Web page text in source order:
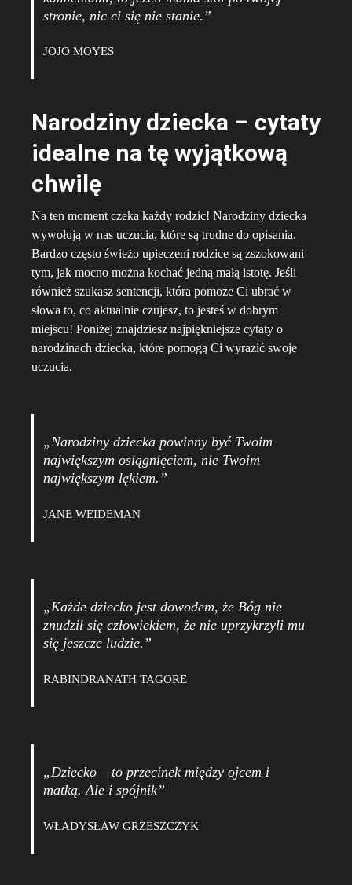
stronie, nic ci się nie stanie.”
JOJO MOYES
Narodziny dziecka – cytaty
idealne na tę wyjątkową
chwilę
Na ten moment czeka każdy rodzic! Narodziny dziecka
wywołują w nas uczucia, które są trudne do opisania.
Bardzo często świeżo upieczeni rodzice są zszokowani
tym, jak mocno można kochać jedną małą istotę. Jeśli
również szukasz sentencji, która pomoże Ci ubrać w
słowa to, co aktualnie czujesz, to jesteś w dobrym
miejscu! Poniżej znajdziesz najpiękniejsze cytaty o
narodzinach dziecka, które pomogą Ci wyrazić swoje
uczucia.
„Narodziny dziecka powinny być Twoim
największym osiągnięciem, nie Twoim
największym lękiem.”
JANE WEIDEMAN
„Każde dziecko jest dowodem, że Bóg nie
znudził się człowiekiem, że nie uprzykrzyli mu
się jeszcze ludzie.”
RABINDRANATH TAGORE
„Dziecko – to przecinek między ojcem i
matką. Ale i spójnik”
WŁADYSŁAW GRZESZCZYK